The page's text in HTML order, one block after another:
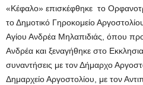
«Κέφαλο» επισκέφθηκε το
το Δημοτικό Γηροκομείο
Αγίου Ανδρέα Μηλαπιδιάς, όπου
Ανδρέα και ξεναγήθηκε στο
συναντήσεις με τον Δήμαρχο
Δημαρχείο Αργοστολίου, με τον